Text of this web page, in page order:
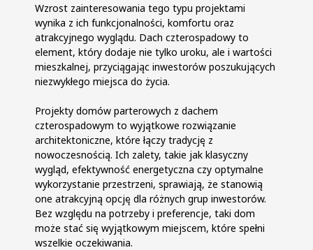
Wzrost zainteresowania tego typu projektami
wynika z ich funkcjonalności, komfortu oraz
atrakcyjnego wyglądu. Dach czterospadowy to
element, który dodaje nie tylko uroku, ale i wartości
mieszkalnej, przyciągając inwestorów poszukujących
niezwykłego miejsca do życia.
Projekty domów parterowych z dachem
czterospadowym to wyjątkowe rozwiązanie
architektoniczne, które łączy tradycję z
nowoczesnością. Ich zalety, takie jak klasyczny
wygląd, efektywność energetyczna czy optymalne
wykorzystanie przestrzeni, sprawiają, że stanowią
one atrakcyjną opcję dla różnych grup inwestorów.
Bez względu na potrzeby i preferencje, taki dom
może stać się wyjątkowym miejscem, które spełni
wszelkie oczekiwania.